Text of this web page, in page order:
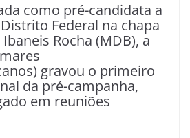
como pré-candidata a
Federal na chapa
Rocha (MDB), a
gravou o primeiro
da pré-campanha,
em reuniões